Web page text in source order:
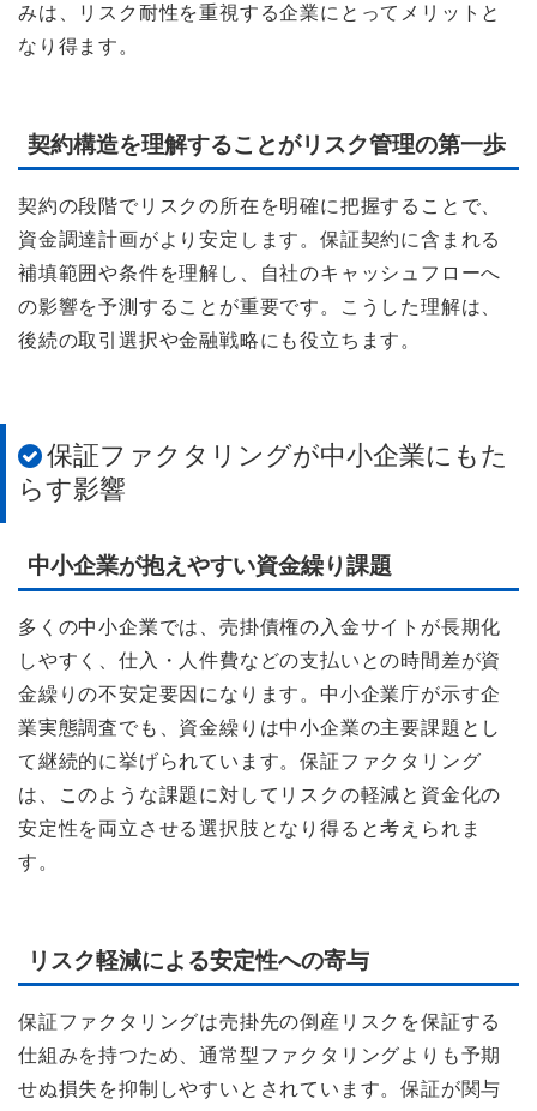
みは、リスク耐性を重視する企業にとってメリットと
なり得ます。
契約構造を理解することがリスク管理の第一歩
契約の段階でリスクの所在を明確に把握することで、
資金調達計画がより安定します。保証契約に含まれる
補填範囲や条件を理解し、自社のキャッシュフローへ
の影響を予測することが重要です。こうした理解は、
後続の取引選択や金融戦略にも役立ちます。
保証ファクタリングが中小企業にもた
らす影響
中小企業が抱えやすい資金繰り課題
多くの中小企業では、売掛債権の入金サイトが長期化
しやすく、仕入・人件費などの支払いとの時間差が資
金繰りの不安定要因になります。中小企業庁が示す企
業実態調査でも、資金繰りは中小企業の主要課題とし
て継続的に挙げられています。保証ファクタリング
は、このような課題に対してリスクの軽減と資金化の
安定性を両立させる選択肢となり得ると考えられま
す。
リスク軽減による安定性への寄与
保証ファクタリングは売掛先の倒産リスクを保証する
仕組みを持つため、通常型ファクタリングよりも予期
せぬ損失を抑制しやすいとされています。保証が関与